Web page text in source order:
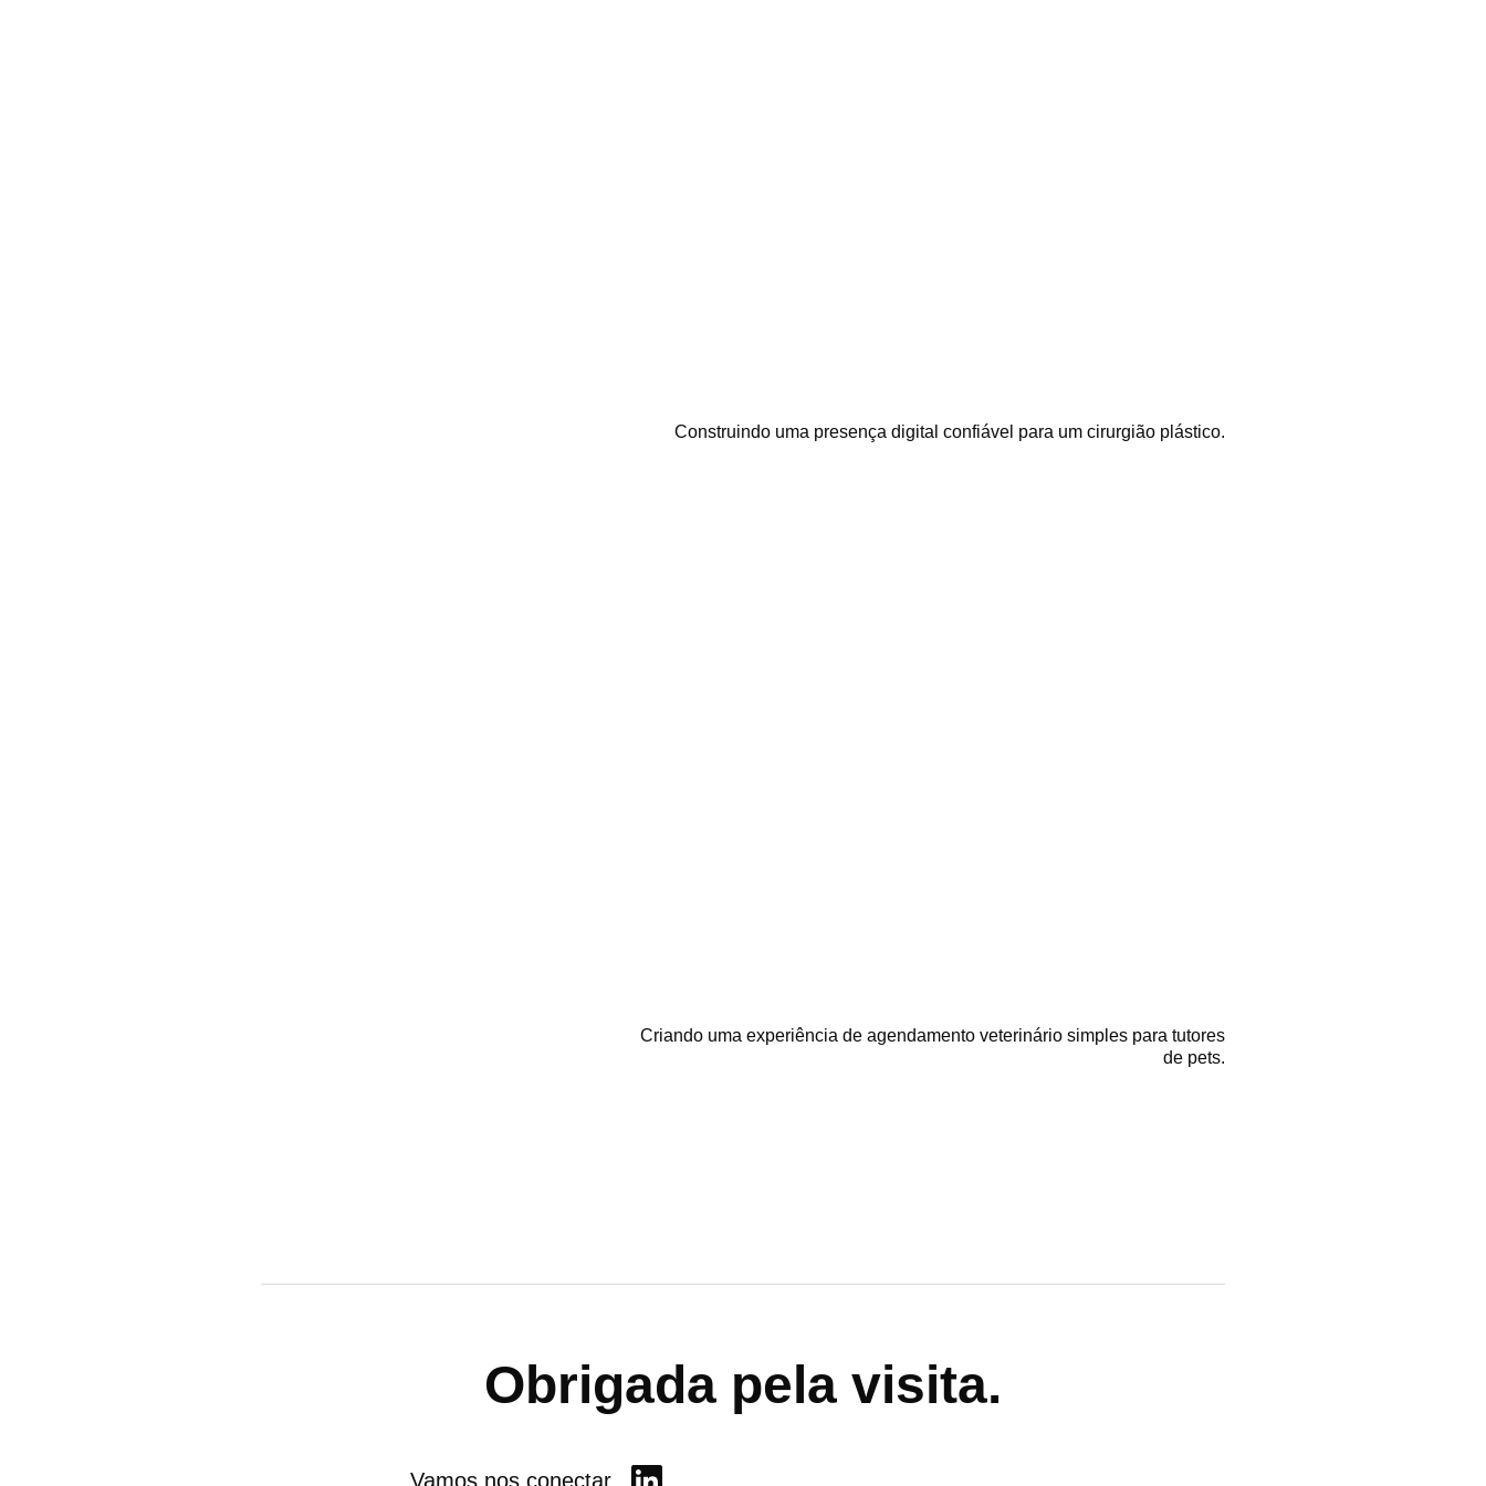
Construindo uma presença digital confiável para um cirurgião plástico.
Criando uma experiência de agendamento veterinário simples para tutores
de pets.
Obrigada pela visita.
Vamos nos conectar